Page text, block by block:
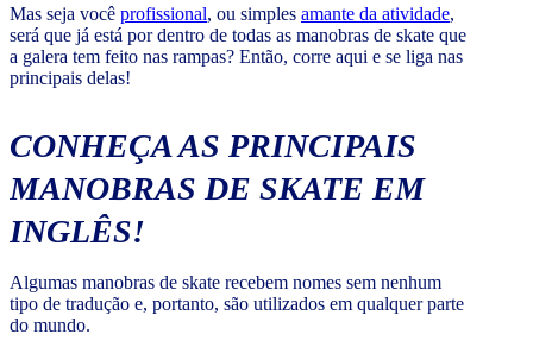
Mas seja você profissional, ou simples amante da atividade,
será que já está por dentro de todas as manobras de skate que
a galera tem feito nas rampas? Então, corre aqui e se liga nas
principais delas!
CONHEÇA AS PRINCIPAIS
MANOBRAS DE SKATE EM
INGLÊS!
Algumas manobras de skate recebem nomes sem nenhum
tipo de tradução e, portanto, são utilizados em qualquer parte
do mundo.